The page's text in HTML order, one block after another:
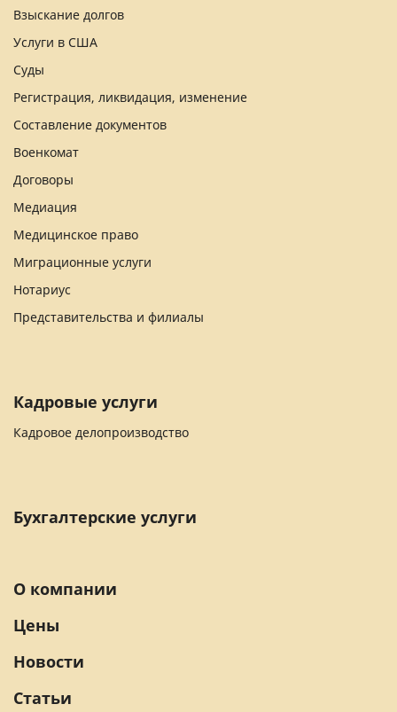
Взыскание долгов
Услуги в США
Суды
Регистрация, ликвидация, изменение
Составление документов
Военкомат
Договоры
Медиация
Медицинское право
Миграционные услуги
Нотариус
Представительства и филиалы
Кадровые услуги
Кадровое делопроизводство
Бухгалтерские услуги
О компании
Цены
Новости
Статьи